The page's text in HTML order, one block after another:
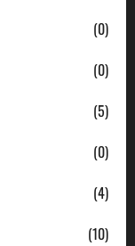
(0)
(0)
(5)
(0)
(4)
(10)